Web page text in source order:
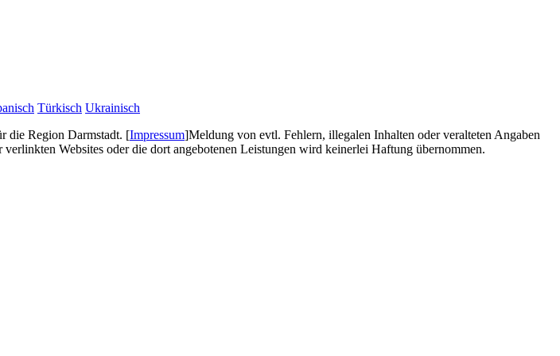
Türkisch Ukrainisch
die Region Darmstadt. [Impressum]Meldung von evtl. Fehlern, illegalen Inhalten oder veralteten Angaben
Websites oder die dort angebotenen Leistungen wird keinerlei Haftung übernommen.